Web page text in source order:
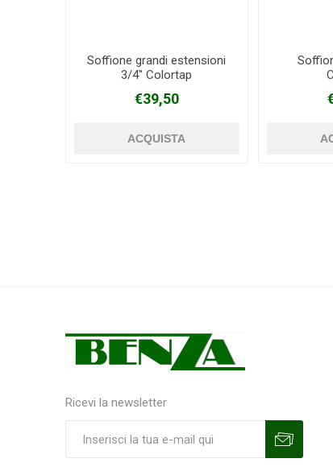
Soffione grandi estensioni
3/4" Colortap
€39,50
Ricevi la newsletter